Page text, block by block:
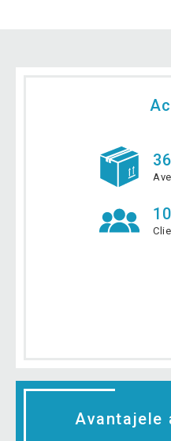
Avantajele